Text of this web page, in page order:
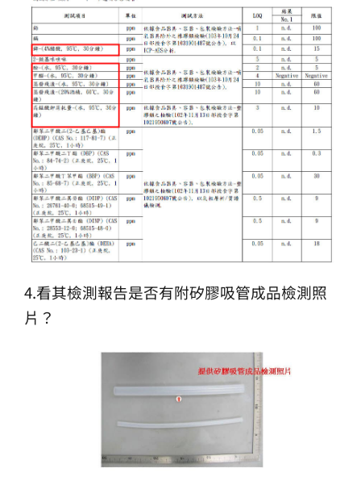
4.看其檢測報告是否有附矽膠吸管成品檢測照
片？